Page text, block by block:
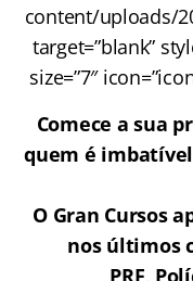
content/uploads/
target=”blank”
size=”7″
Comece a sua
quem é
O Gran Cursos
nos últimos
PRF,